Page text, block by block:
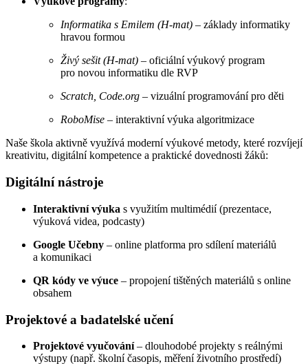
Informatika s Emilem (H-mat) – základy informatiky
hravou formou
Živý sešit (H-mat) – oficiální výukový program
pro novou informatiku dle RVP
Scratch, Code.org – vizuální programování pro děti
RoboMise – interaktivní výuka algoritmizace
Naše škola aktivně využívá moderní výukové metody, které rozvíjejí
kreativitu, digitální kompetence a praktické dovednosti žáků:
Digitální nástroje
Interaktivní výuka s využitím multimédií (prezentace,
výuková videa, podcasty)
Google Učebny – online platforma pro sdílení materiálů
a komunikaci
QR kódy ve výuce – propojení tištěných materiálů s online
obsahem
Projektové a badatelské učení
Projektové vyučování– dlouhodobé projekty s reálnými
výstupy (např. školní časopis, měření životního prostředí)